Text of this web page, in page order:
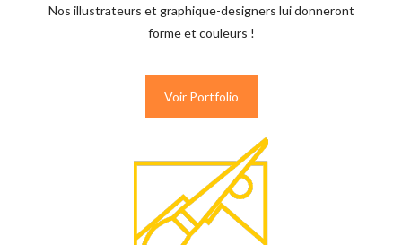
Nos illustrateurs et graphique-designers lui donneront
forme et couleurs !
Voir Portfolio